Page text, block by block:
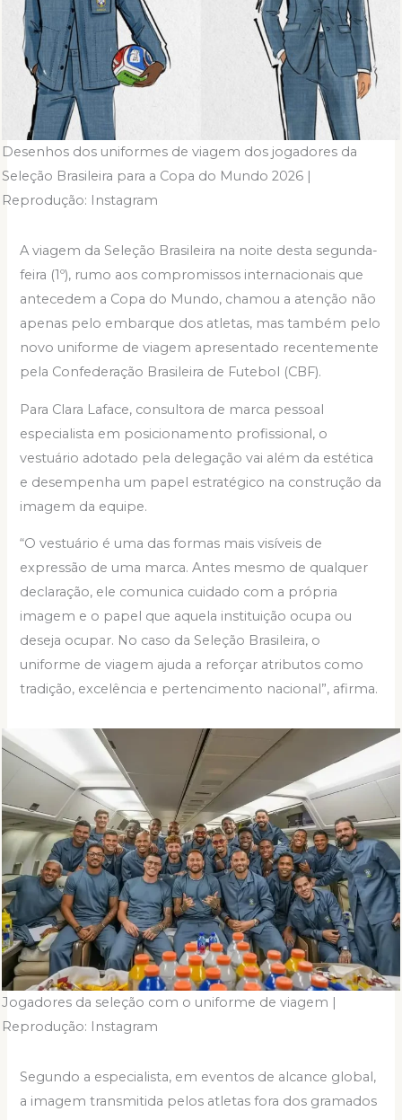
Desenhos dos uniformes de viagem dos jogadores da
Seleção Brasileira para a Copa do Mundo 2026 |
Reprodução: Instagram
A viagem da Seleção Brasileira na noite desta segunda-
feira (1º), rumo aos compromissos internacionais que
antecedem a Copa do Mundo, chamou a atenção não
apenas pelo embarque dos atletas, mas também pelo
novo uniforme de viagem apresentado recentemente
pela Confederação Brasileira de Futebol (CBF).
Para Clara Laface, consultora de marca pessoal
especialista em posicionamento profissional, o
vestuário adotado pela delegação vai além da estética
e desempenha um papel estratégico na construção da
imagem da equipe.
“O vestuário é uma das formas mais visíveis de
expressão de uma marca. Antes mesmo de qualquer
declaração, ele comunica cuidado com a própria
imagem e o papel que aquela instituição ocupa ou
deseja ocupar. No caso da Seleção Brasileira, o
uniforme de viagem ajuda a reforçar atributos como
tradição, excelência e pertencimento nacional”, afirma.
Jogadores da seleção com o uniforme de viagem |
Reprodução: Instagram
Segundo a especialista, em eventos de alcance global,
a imagem transmitida pelos atletas fora dos gramados